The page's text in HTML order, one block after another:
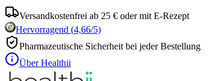
Versandkostenfrei ab 25 € oder mit E-Rezept
Hervorragend (4,66/5)
Pharmazeutische Sicherheit bei jeder Bestellung
Über Healthii